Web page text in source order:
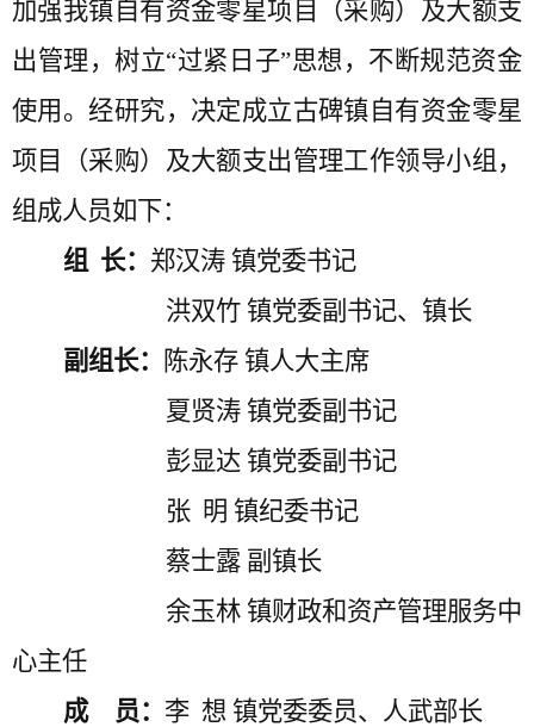
加强我镇自有资金零星项目（采购）及大额支
出管理，树立“过紧日子”思想，不断规范资金
使用。经研究，决定成立古碑镇自有资金零星
项目（采购）及大额支出管理工作领导小组，
组成人员如下：
组
长： 郑汉涛 镇党委书记
洪双竹 镇党委副书记、镇长
副组长：
陈永存 镇人大主席
夏贤涛 镇党委副书记
彭显达 镇党委副书记
张 明 镇纪委书记
蔡士露 副镇长
余玉林 镇财政和资产管理服务中
心主任
成
员： 李 想 镇党委委员、人武部长